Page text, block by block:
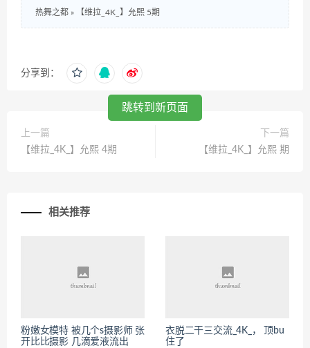
热舞之都 » 【维拉_4K_】允熙 5期
分享到：
上一篇
【维拉_4K_】允熙 4期
下一篇
【维拉_4K_】允熙 期
相关推荐
粉嫩女模特 被几个s摄影师 张
开比比摄影 几滴爱液流出
衣脱二干三交流_4K_， 顶bu
住了
跳转到新页面